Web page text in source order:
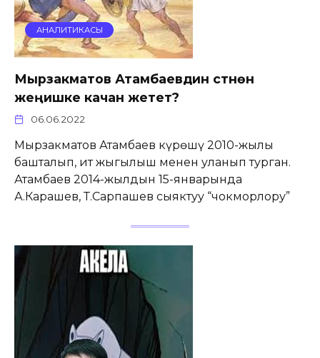
АНАЛИТИКАСЫ
Мырзакматов Атамбаевдин үстүнөн
жеңишке качан жетет?
06.06.2022
Мырзакматов Атамбаев күрөшү 2010-жылы
башталып, ит жыгылыш менен уланып турган.
Атамбаев 2014-жылдын 15-январында
А.Карашев, Т.Сарпашев сыяктуу “чокморлору”